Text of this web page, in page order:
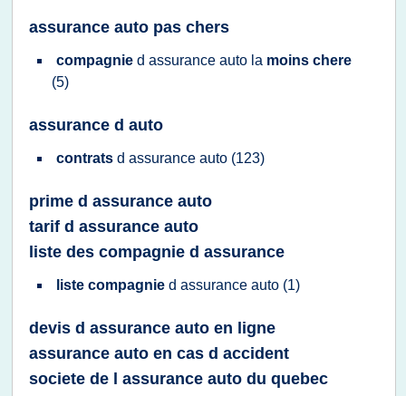
assurance auto pas chers
compagnie d assurance auto la moins chere
(5)
assurance d auto
contrats d assurance auto (123)
prime d assurance auto
tarif d assurance auto
liste des compagnie d assurance
liste compagnie d assurance auto (1)
devis d assurance auto en ligne
assurance auto en cas d accident
societe de l assurance auto du quebec